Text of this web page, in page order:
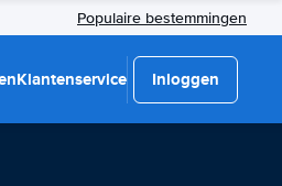
Populaire bestemmingen
Klantenservice Inloggen